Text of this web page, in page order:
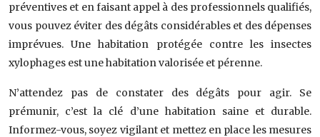
préventives et en faisant appel à des professionnels qualifiés,
vous pouvez éviter des dégâts considérables et des dépenses
imprévues. Une habitation protégée contre les insectes
xylophages est une habitation valorisée et pérenne.
N’attendez pas de constater des dégâts pour agir. Se
prémunir, c’est la clé d’une habitation saine et durable.
Informez-vous, soyez vigilant et mettez en place les mesures